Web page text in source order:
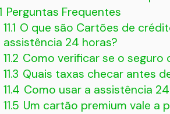
Perguntas Frequentes
11.1 O que são Cartões de
assistência 24 horas?
11.2 Como verificar se o seguro
11.3 Quais taxas checar antes
11.4 Como usar a assistência
11.5 Um cartão premium vale a